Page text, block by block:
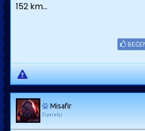
152 km...
Misafir
Ziyaretçi